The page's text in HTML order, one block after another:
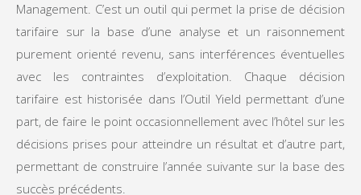
Management. C’est un outil qui permet la prise de décision
tarifaire sur la base d’une analyse et un raisonnement
purement orienté revenu, sans interférences éventuelles
avec les contraintes d’exploitation. Chaque décision
tarifaire est historisée dans l’Outil Yield permettant d’une
part, de faire le point occasionnellement avec l’hôtel sur les
décisions prises pour atteindre un résultat et d’autre part,
permettant de construire l’année suivante sur la base des
succès précédents.